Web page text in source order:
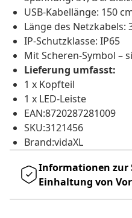
USB-Kabellänge: 150
Länge des Netzkabels:
IP-Schutzklasse: IP65
Mit Scheren-Symbol –
Lieferung umfasst:
1 x Kopfteil
1 x LED-Leiste
EAN:8720287281009
SKU:3121456
Brand:vidaXL
Informationen zur
Einhaltung von